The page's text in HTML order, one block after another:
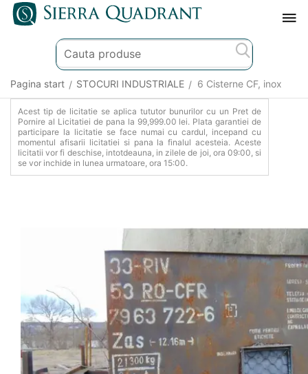
Pagina start / STOCURI INDUSTRIALE / 6 Cisterne CF, inox
Acest tip de licitatie se aplica tututor bunurilor cu un Pret de
Pornire al Licitatiei de pana la 99,999.00 lei. Plata garantiei de
participare la licitatie se face numai cu cardul, incepand cu
momentul afisarii licitatiei si pana la finalul acesteia. Aceste
licitatii vor fi deschise, intotdeauna, in zilele de joi, ora 09:00, si
se vor inchide in lunea urmatoare, ora 15:00.